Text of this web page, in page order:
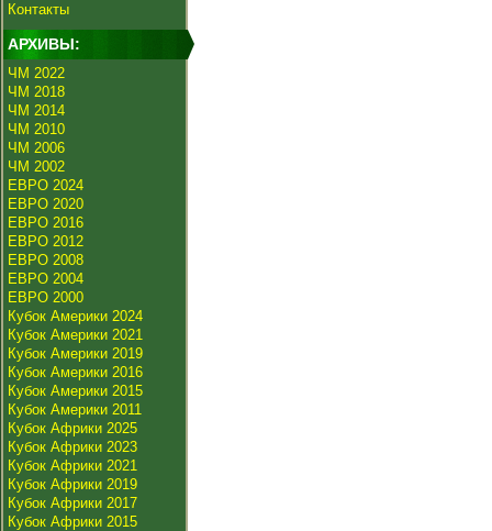
Контакты
АРХИВЫ:
ЧМ 2022
ЧМ 2018
ЧМ 2014
ЧМ 2010
ЧМ 2006
ЧМ 2002
ЕВРО 2024
ЕВРО 2020
ЕВРО 2016
ЕВРО 2012
ЕВРО 2008
ЕВРО 2004
ЕВРО 2000
Кубок Америки 2024
Кубок Америки 2021
Кубок Америки 2019
Кубок Америки 2016
Кубок Америки 2015
Кубок Америки 2011
Кубок Африки 2025
Кубок Африки 2023
Кубок Африки 2021
Кубок Африки 2019
Кубок Африки 2017
Кубок Африки 2015